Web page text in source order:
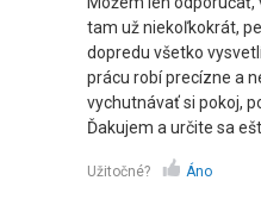
tam už niekoľkokrát,
dopredu všetko
prácu robí precízne a
vychutnávať si pokoj,
Ďakujem a určite sa
Užitočné? Áno